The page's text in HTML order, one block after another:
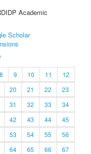
Academic
Scholar
8 9 10 11
12
20 21 22
23
31 32 33
34
42 43 44
45
53 54 55
56
64 65 66
67